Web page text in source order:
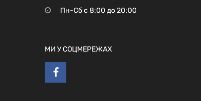
Пн-Сб с 8:00 до 20:00
МИ У СОЦМЕРЕЖАХ